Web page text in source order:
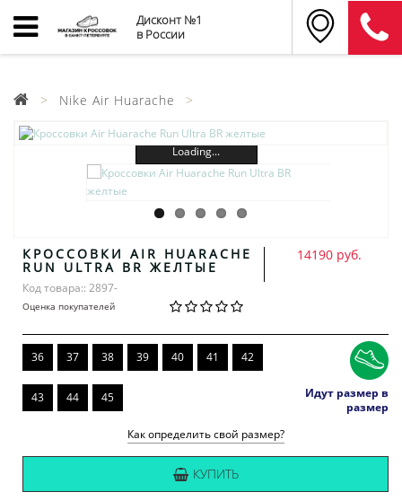
Дисконт №1
в России
Nike Air Huarache
Loading...
КРОССОВКИ AIR HUARACHE
RUN ULTRA BR ЖЕЛТЫЕ
Код товара:: 2897-
Оценка покупателей
14190 руб.
36 37 38 39 40 41 42
43 44 45
Идут размер в
размер
Как определить свой размер?
КУПИТЬ